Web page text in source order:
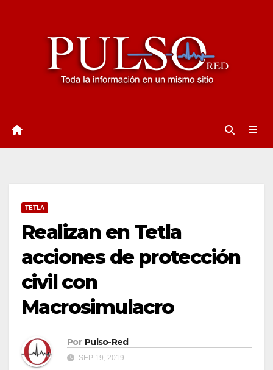
TETLA
Realizan en Tetla
acciones de protección
civil con
Macrosimulacro
Por Pulso-Red
SEP 19, 2019